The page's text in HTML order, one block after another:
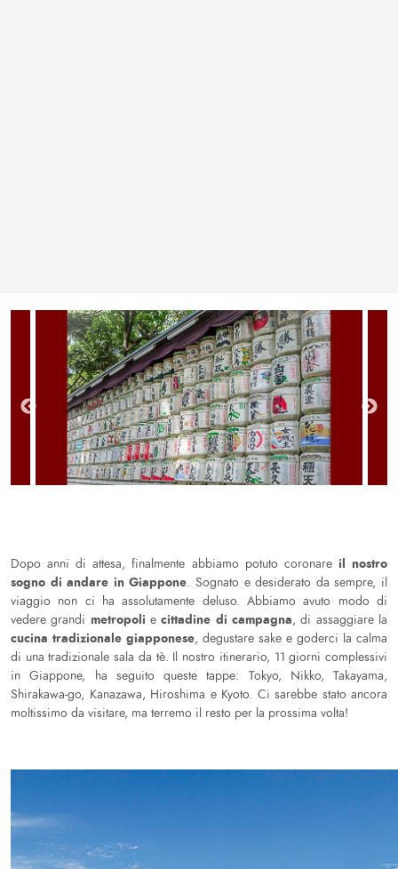
Dopo anni di attesa, finalmente abbiamo potuto coronare il nostro
sogno di andare in Giappone. Sognato e desiderato da sempre, il
viaggio non ci ha assolutamente deluso. Abbiamo avuto modo di
vedere grandi metropoliecittadine di campagna, di assaggiare la
cucina tradizionale giapponese, degustare sake e goderci la calma
di una tradizionale sala da tè. Il nostro itinerario, 11 giorni complessivi
in Giappone, ha seguito queste tappe: Tokyo, Nikko, Takayama,
Shirakawa-go, Kanazawa, Hiroshima e Kyoto. Ci sarebbe stato ancora
moltissimo da visitare, ma terremo il resto per la prossima volta!